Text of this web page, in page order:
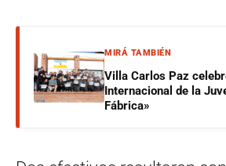
MIRÁ TAMBIÉN
Villa Carlos Paz
Internacional de la
Fábrica»